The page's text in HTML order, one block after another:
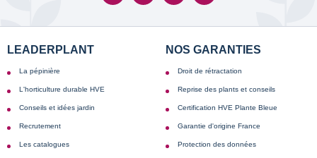
LEADERPLANT
La pépinière
L'horticulture durable HVE
Conseils et idées jardin
Recrutement
Les catalogues
NOS GARANTIES
Droit de rétractation
Reprise des plants et conseils
Certification HVE Plante Bleue
Garantie d'origine France
Protection des données